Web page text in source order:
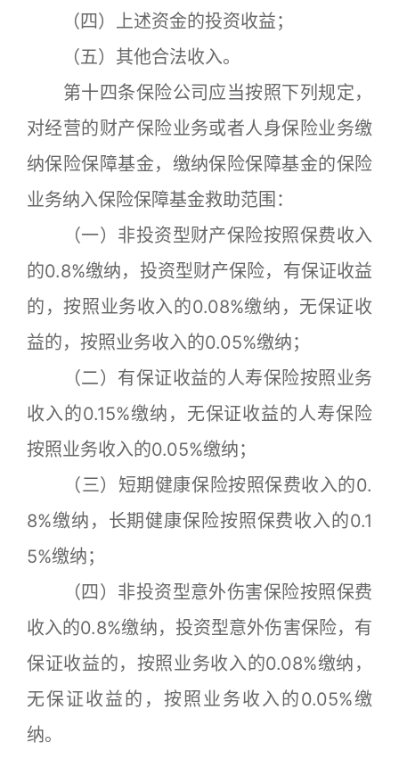
（四）上述资金的投资收益；
（五）其他合法收入。
第十四条保险公司应当按照下列规定，
对经营的财产保险业务或者人身保险业务缴
纳保险保障基金，缴纳保险保障基金的保险
业务纳入保险保障基金救助范围：
（一）非投资型财产保险按照保费收入
的0.8%缴纳，投资型财产保险，有保证收益
的，按照业务收入的0.08%缴纳，无保证收
益的，按照业务收入的0.05%缴纳；
（二）有保证收益的人寿保险按照业务
收入的0.15%缴纳，无保证收益的人寿保险
按照业务收入的0.05%缴纳；
（三）短期健康保险按照保费收入的0.
8%缴纳，长期健康保险按照保费收入的0.1
5%缴纳；
（四）非投资型意外伤害保险按照保费
收入的0.8%缴纳，投资型意外伤害保险，有
保证收益的，按照业务收入的0.08%缴纳，
无保证收益的，按照业务收入的0.05%缴
纳。